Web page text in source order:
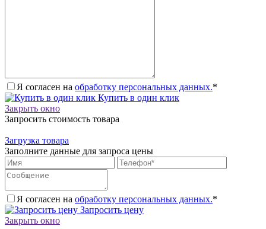
Я согласен на обработку персональных данных.*
Купить в один клик
Закрыть окно
Запросить стоимость товара
Загрузка товара
Заполните данные для запроса цены
Я согласен на обработку персональных данных.*
Запросить цену
Закрыть окно